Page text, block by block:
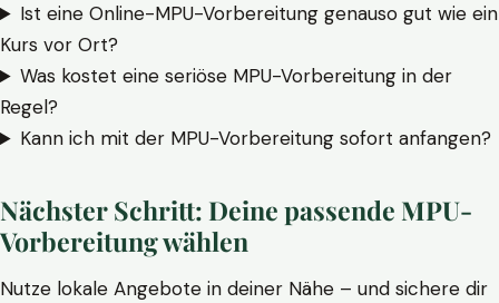
Ist eine Online-MPU-Vorbereitung genauso gut wie ein
Kurs vor Ort?
Was kostet eine seriöse MPU-Vorbereitung in der
Regel?
Kann ich mit der MPU-Vorbereitung sofort anfangen?
Nächster Schritt: Deine passende MPU-
Vorbereitung wählen
Nutze lokale Angebote in deiner Nähe – und sichere dir